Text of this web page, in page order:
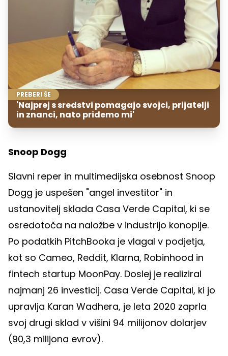
PREBERI ŠE
'Najprej s sredstvi pomagajo svojci, prijatelji
in znanci, nato pridemo mi'
Snoop Dogg
Slavni reper in multimedijska osebnost Snoop
Dogg je uspešen "angel investitor" in
ustanovitelj sklada Casa Verde Capital, ki se
osredotoča na naložbe v industrijo konoplje.
Po podatkih PitchBooka je vlagal v podjetja,
kot so Cameo, Reddit, Klarna, Robinhood in
fintech startup MoonPay. Doslej je realiziral
najmanj 26 investicij. Casa Verde Capital, ki jo
upravlja Karan Wadhera, je leta 2020 zaprla
svoj drugi sklad v višini 94 milijonov dolarjev
(90,3 milijona evrov).